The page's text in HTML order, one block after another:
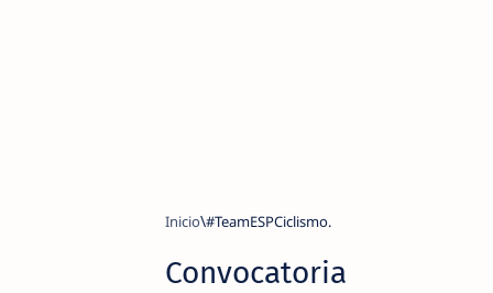
Inicio #TeamESPCiclismo.
Convocatoria